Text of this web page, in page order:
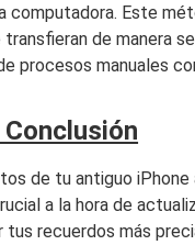
computadora. Este
de manera
procesos manuales
de tu antiguo iPhone
a la hora de
tus recuerdos más